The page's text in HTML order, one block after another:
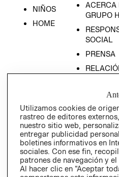
NIÑOS
HOME
ACERCA
GRUPO
SOCIAL
PRENSA
Utilizamos cookies de
rastreo de editores
nuestro sitio web,
entregar publicidad
boletines informativos en
sociales. Con ese fin,
patrones de navegación y el
Al hacer clic en “Aceptar